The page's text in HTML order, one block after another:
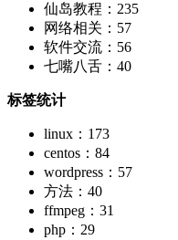
仙岛教程：235
网络相关：57
软件交流：56
七嘴八舌：40
标签统计
linux：173
centos：84
wordpress：57
方法：40
ffmpeg：31
php：29